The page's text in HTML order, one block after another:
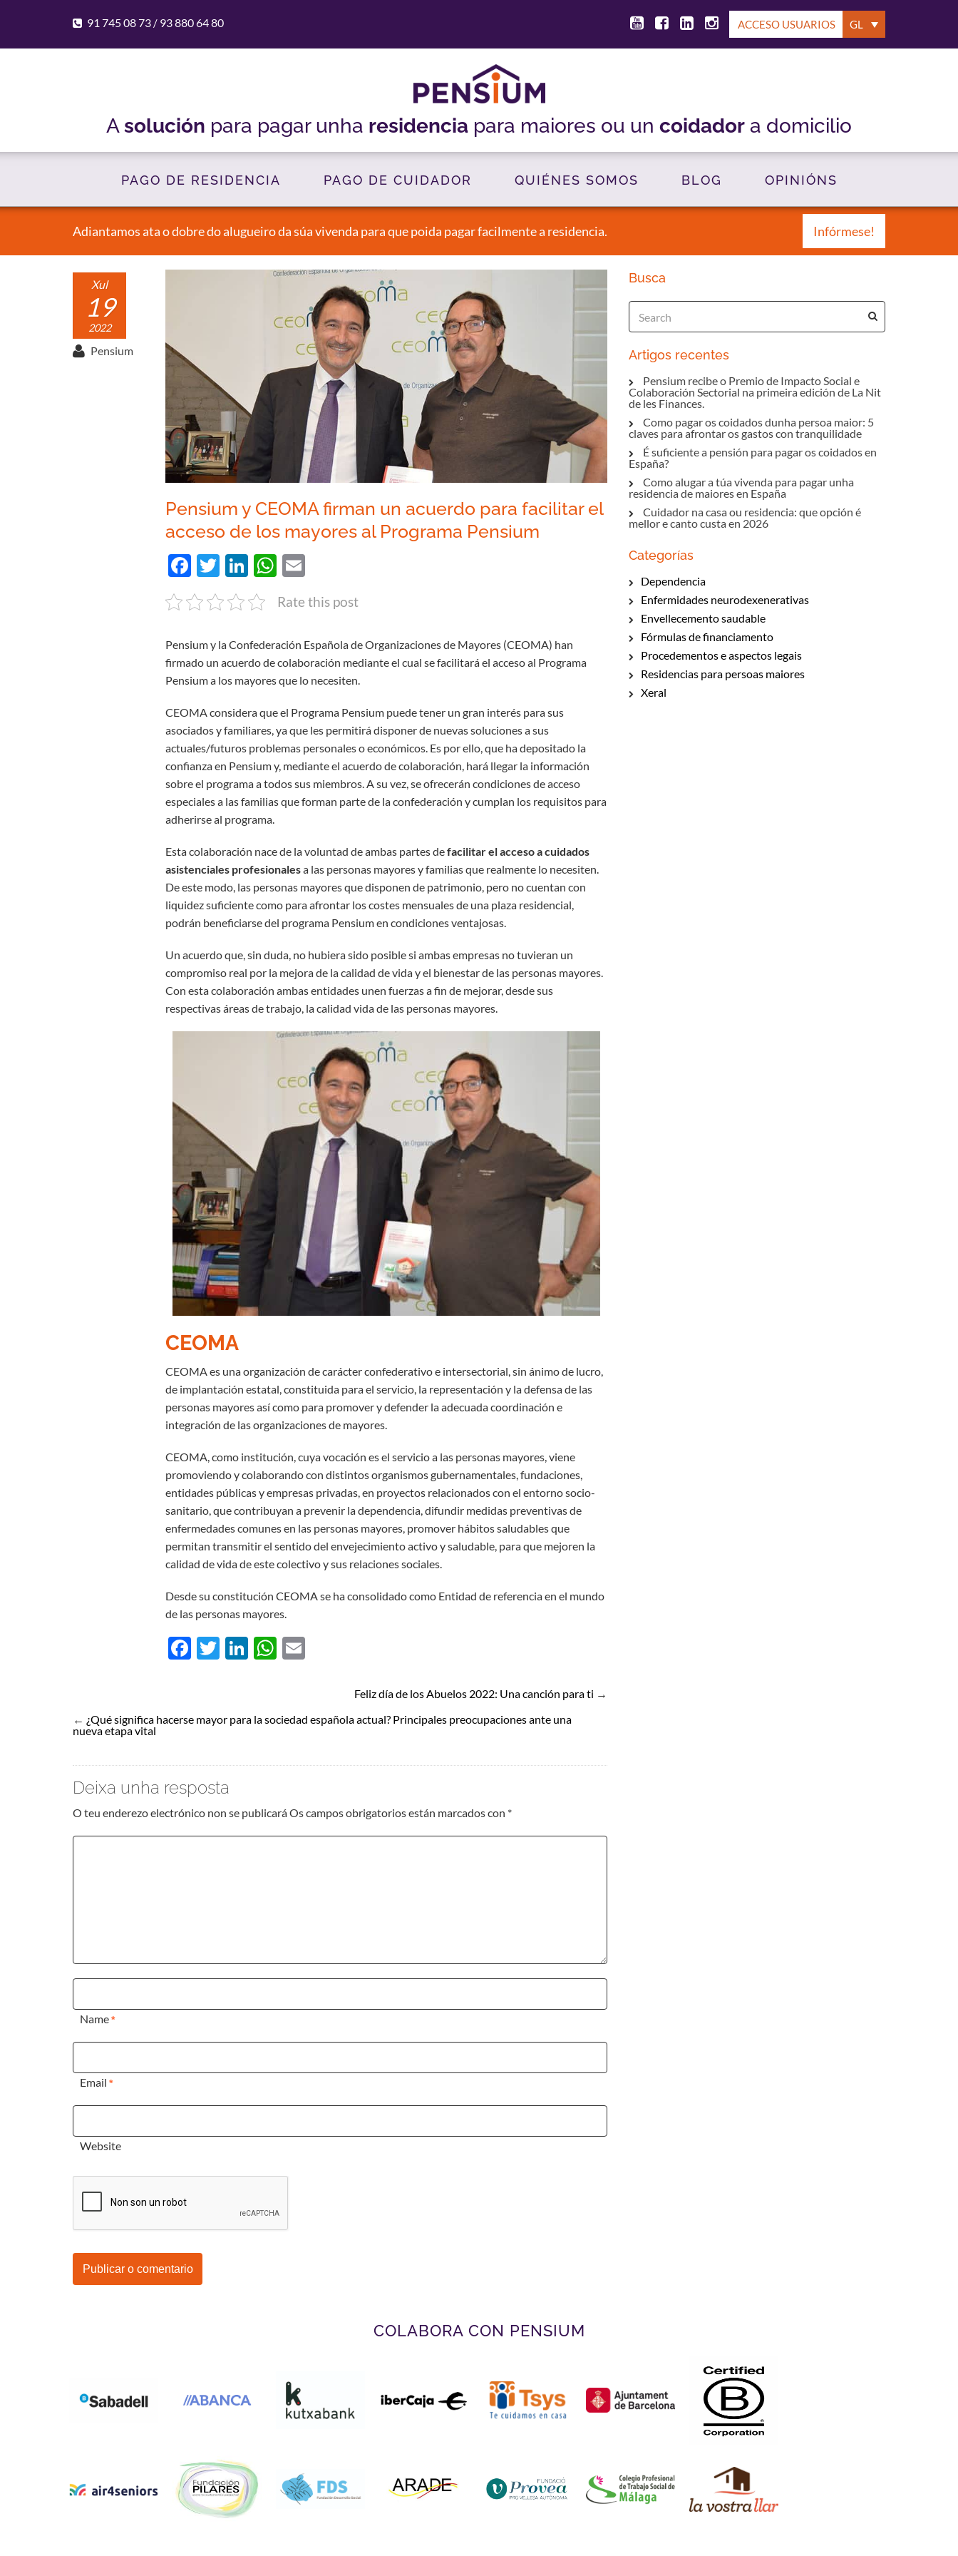
GL
ACCESO USUARIOS
91 745 08 73/ 93 880 64 80
Asolución para pagar unha residencia para maiores ou un coidador a domicilio
PAGO DE RESIDENCIA PAGO DE CUIDADOR QUIÉNES SOMOS BLOG OPINIÓNS
Adiantamos ata o dobre do alugueiro da súa vivenda para que poida pagar facilmente a residencia. Infórmese!
Xul
19
2022
Pensium
Pensium y CEOMA firman un acuerdo para facilitar el
acceso de los mayores al Programa Pensium
Facebook
Twitter
LinkedIn
WhatsApp
Rate this post
Pensium y la Confederación Española de Organizaciones de Mayores (CEOMA) han
firmado un acuerdo de colaboración mediante el cual se facilitará el acceso al Programa
Pensium a los mayores que lo necesiten.
CEOMA considera que el Programa Pensium puede tener un gran interés para sus
asociados y familiares, ya que les permitirá disponer de nuevas soluciones a sus
actuales/futuros problemas personales o económicos. Es por ello, que ha depositado la
confianza en Pensium y, mediante el acuerdo de colaboración, hará llegar la información
sobre el programa a todos sus miembros. A su vez, se ofrecerán condiciones de acceso
especiales a las familias que forman parte de la confederación y cumplan los requisitos para
adherirse al programa.
Esta colaboración nace de la voluntad de ambas partes defacilitar el acceso a cuidados
asistenciales profesionalesa las personas mayores y familias que realmente lo necesiten.
De este modo, las personas mayores que disponen de patrimonio, pero no cuentan con
liquidez suficiente como para afrontar los costes mensuales de una plaza residencial,
podrán beneficiarse del programa Pensium en condiciones ventajosas.
Un acuerdo que, sin duda, no hubiera sido posible si ambas empresas no tuvieran un
compromiso real por la mejora de la calidad de vida y el bienestar de las personas mayores.
Con esta colaboración ambas entidades unen fuerzas a fin de mejorar, desde sus
respectivas áreas de trabajo, la calidad vida de las personas mayores.
CEOMA
CEOMA es una organización de carácter confederativo e intersectorial, sin ánimo de lucro,
de implantación estatal, constituida para el servicio, la representación y la defensa de las
personas mayores así como para promover y defender la adecuada coordinación e
integración de las organizaciones de mayores.
CEOMA, como institución, cuya vocación es el servicio a las personas mayores, viene
promoviendo y colaborando con distintos organismos gubernamentales, fundaciones,
entidades públicas y empresas privadas, en proyectos relacionados con el entorno socio-
sanitario, que contribuyan a prevenir la dependencia, difundir medidas preventivas de
enfermedades comunes en las personas mayores, promover hábitos saludables que
permitan transmitir el sentido del envejecimiento activo y saludable, para que mejoren la
calidad de vida de este colectivo y sus relaciones sociales.
Desde su constitución CEOMA se ha consolidado como Entidad de referencia en el mundo
de las personas mayores.
Facebook
Twitter
LinkedIn
WhatsApp
Feliz día de los Abuelos 2022: Una canción para ti →
← ¿Qué significa hacerse mayor para la sociedad española actual? Principales preocupaciones ante una
nueva etapa vital
Deixa unha resposta
O teu enderezo electrónico non se publicaráOs campos obrigatorios están marcados con *
Name*
Email *
Website
Busca
Artigos recentes
Pensium recibe o Premio de Impacto Social e
Colaboración Sectorial na primeira edición de La Nit
de les Finances.
Como pagar os coidados dunha persoa maior: 5
claves para afrontar os gastos con tranquilidade
É suficiente a pensión para pagar os coidados en
España?
Como alugar a túa vivenda para pagar unha
residencia de maiores en España
Cuidador na casa ou residencia: que opción é
mellor e canto custa en 2026
Categorías
Dependencia
Enfermidades neurodexenerativas
Envellecemento saudable
Fórmulas de financiamento
Procedementos e aspectos legais
Residencias para persoas maiores
Xeral
COLABORA CON PENSIUM